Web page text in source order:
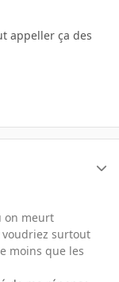
appeller ça des
on meurt
surtout
moins que les